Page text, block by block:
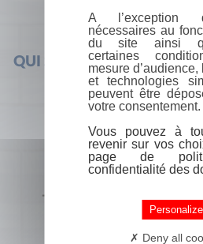
QUI SOMMES-NOUS ?
+33 (0) 1 44 41 29 19
A l’exception
nécessaires au
du site ainsi
certaines
mesure
et technologies
peuvent être
votre consentement.
Vous pouvez à
revenir sur vos
page de
confidentialité des
Personalize
Deny all